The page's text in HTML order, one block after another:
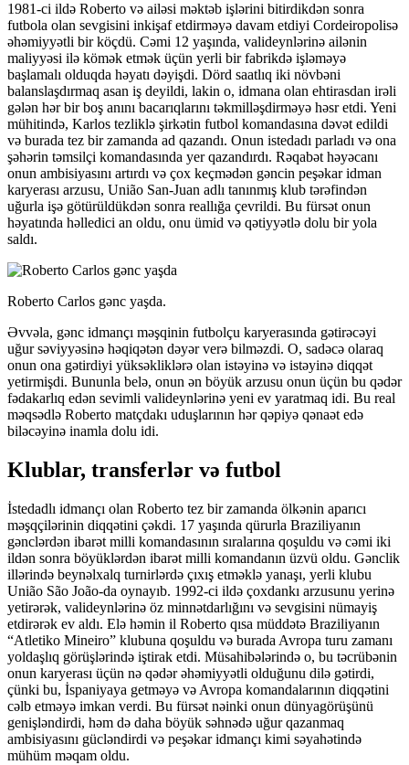
1981-ci ildə Roberto və ailəsi məktəb işlərini bitirdikdən sonra
futbola olan sevgisini inkişaf etdirməyə davam etdiyi Cordeiropolisə
əhəmiyyətli bir köçdü. Cəmi 12 yaşında, valideynlərinə ailənin
maliyyəsi ilə kömək etmək üçün yerli bir fabrikdə işləməyə
başlamalı olduqda həyatı dəyişdi. Dörd saatlıq iki növbəni
balanslaşdırmaq asan iş deyildi, lakin o, idmana olan ehtirasdan irəli
gələn hər bir boş anını bacarıqlarını təkmilləşdirməyə həsr etdi. Yeni
mühitində, Karlos tezliklə şirkətin futbol komandasına dəvət edildi
və burada tez bir zamanda ad qazandı. Onun istedadı parladı və ona
şəhərin təmsilçi komandasında yer qazandırdı. Rəqabət həyəcanı
onun ambisiyasını artırdı və çox keçmədən gəncin peşəkar idman
karyerası arzusu, União San-Juan adlı tanınmış klub tərəfindən
uğurla işə götürüldükdən sonra reallığa çevrildi. Bu fürsət onun
həyatında həlledici an oldu, onu ümid və qətiyyətlə dolu bir yola
saldı.
Roberto Carlos gənc yaşda.
Əvvəla, gənc idmançı məşqinin futbolçu karyerasında gətirəcəyi
uğur səviyyəsinə həqiqətən dəyər verə bilməzdi. O, sadəcə olaraq
onun ona gətirdiyi yüksəkliklərə olan istəyinə və istəyinə diqqət
yetirmişdi. Bununla belə, onun ən böyük arzusu onun üçün bu qədər
fədakarlıq edən sevimli valideynlərinə yeni ev yaratmaq idi. Bu real
məqsədlə Roberto matçdakı uduşlarının hər qəpiyə qənaət edə
biləcəyinə inamla dolu idi.
Klublar, transferlər və futbol
İstedadlı idmançı olan Roberto tez bir zamanda ölkənin aparıcı
məşqçilərinin diqqətini çəkdi. 17 yaşında qürurla Braziliyanın
gənclərdən ibarət milli komandasının sıralarına qoşuldu və cəmi iki
ildən sonra böyüklərdən ibarət milli komandanın üzvü oldu. Gənclik
illərində beynəlxalq turnirlərdə çıxış etməklə yanaşı, yerli klubu
União São João-da oynayıb. 1992-ci ildə çoxdankı arzusunu yerinə
yetirərək, valideynlərinə öz minnətdarlığını və sevgisini nümayiş
etdirərək ev aldı. Elə həmin il Roberto qısa müddətə Braziliyanın
“Atletiko Mineiro” klubuna qoşuldu və burada Avropa turu zamanı
yoldaşlıq görüşlərində iştirak etdi. Müsahibələrində o, bu təcrübənin
onun karyerası üçün nə qədər əhəmiyyətli olduğunu dilə gətirdi,
çünki bu, İspaniyaya getməyə və Avropa komandalarının diqqətini
cəlb etməyə imkan verdi. Bu fürsət nəinki onun dünyagörüşünü
genişləndirdi, həm də daha böyük səhnədə uğur qazanmaq
ambisiyasını gücləndirdi və peşəkar idmançı kimi səyahətində
mühüm məqam oldu.